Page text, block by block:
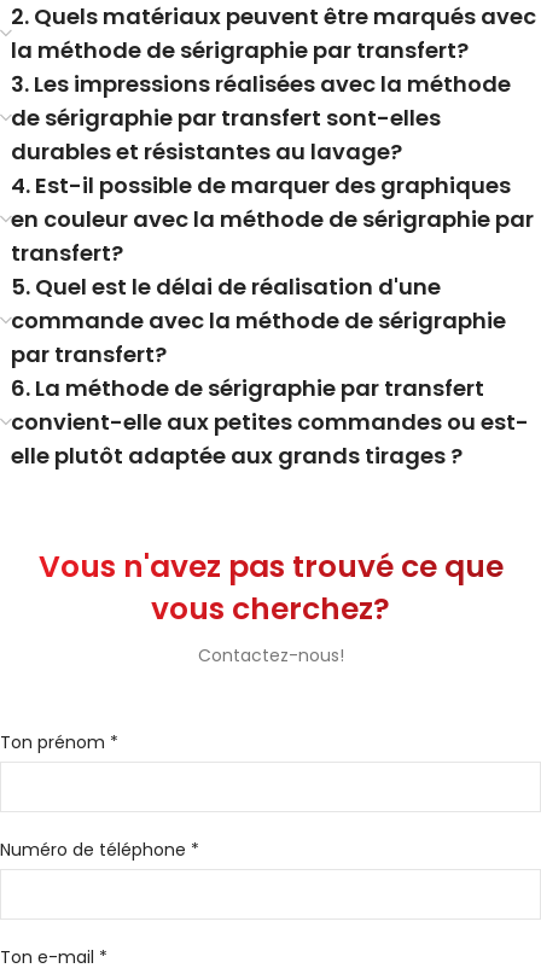
2. Quels matériaux peuvent être marqués avec
la méthode de sérigraphie par transfert?
3. Les impressions réalisées avec la méthode
de sérigraphie par transfert sont-elles
durables et résistantes au lavage?
4. Est-il possible de marquer des graphiques
en couleur avec la méthode de sérigraphie par
transfert?
5. Quel est le délai de réalisation d'une
commande avec la méthode de sérigraphie
par transfert?
6. La méthode de sérigraphie par transfert
convient-elle aux petites commandes ou est-
elle plutôt adaptée aux grands tirages ?
Vous n'avez pas trouvé ce que
vous cherchez?
Contactez-nous!
Ton prénom *
Numéro de téléphone *
Ton e-mail *